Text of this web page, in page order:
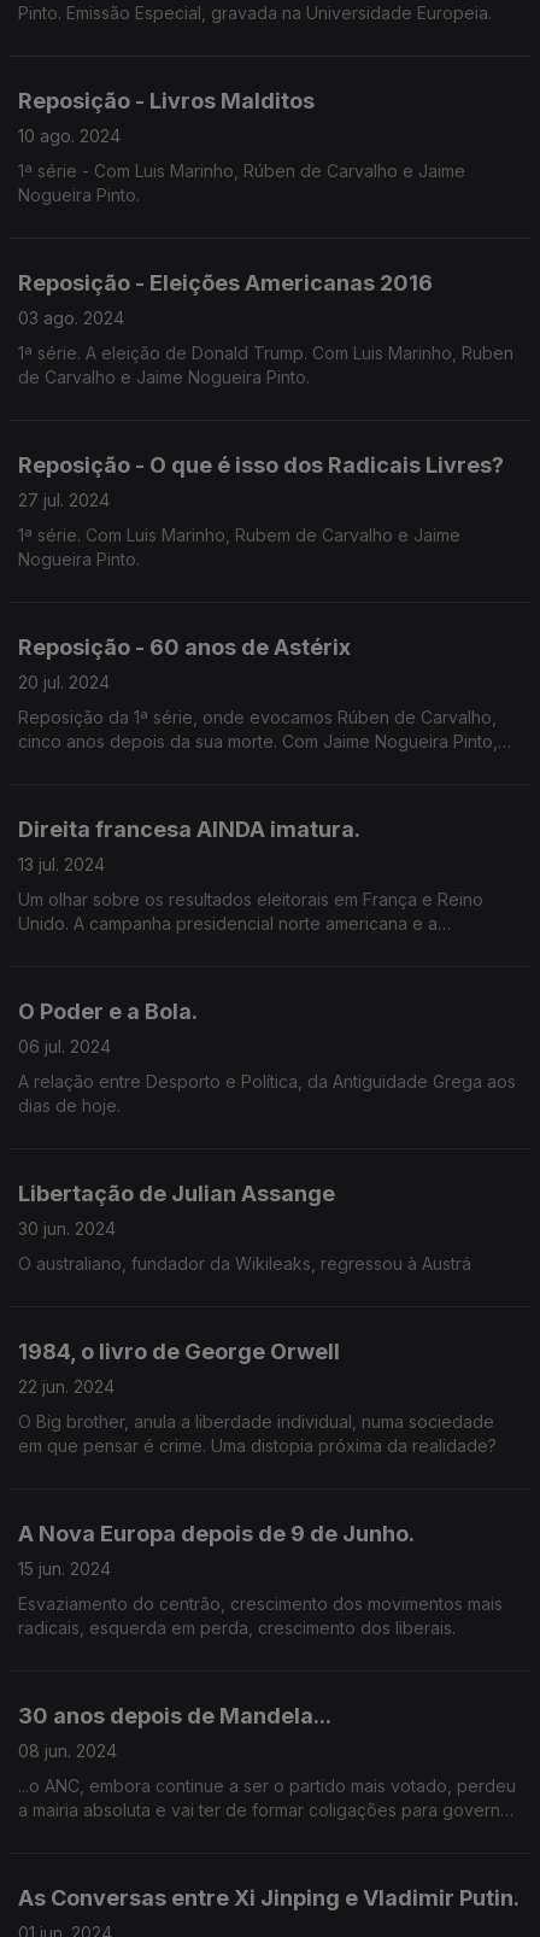
Pinto. Emissão Especial, gravada na Universidade Europeia.
Reposição - Livros Malditos
10 ago. 2024
1ª série - Com Luis Marinho, Rúben de Carvalho e Jaime
Nogueira Pinto.
Reposição - Eleições Americanas 2016
03 ago. 2024
1ª série. A eleição de Donald Trump. Com Luis Marinho, Ruben
de Carvalho e Jaime Nogueira Pinto.
Reposição - O que é isso dos Radicais Livres?
27 jul. 2024
1ª série. Com Luis Marinho, Rubem de Carvalho e Jaime
Nogueira Pinto.
Reposição - 60 anos de Astérix
20 jul. 2024
Reposição da 1ª série, onde evocamos Rúben de Carvalho,
cinco anos depois da sua morte. Com Jaime Nogueira Pinto,
Direita francesa AINDA imatura.
13 jul. 2024
Um olhar sobre os resultados eleitorais em França e Reino
Unido. A campanha presidencial norte americana e a
O Poder e a Bola.
06 jul. 2024
A relação entre Desporto e Política, da Antiguidade Grega aos
dias de hoje.
Libertação de Julian Assange
30 jun. 2024
O australiano, fundador da Wikileaks, regressou à Austrá
1984, o livro de George Orwell
22 jun. 2024
O Big brother, anula a liberdade individual, numa sociedade
em que pensar é crime. Uma distopia próxima da realidade?
A Nova Europa depois de 9 de Junho.
15 jun. 2024
Esvaziamento do centrão, crescimento dos movimentos mais
radicais, esquerda em perda, crescimento dos liberais.
30 anos depois de Mandela...
08 jun. 2024
...o ANC, embora continue a ser o partido mais votado, perdeu
a mairia absoluta e vai ter de formar coligações para governar
As Conversas entre Xi Jinping e Vladimir Putin.
01 jun. 2024